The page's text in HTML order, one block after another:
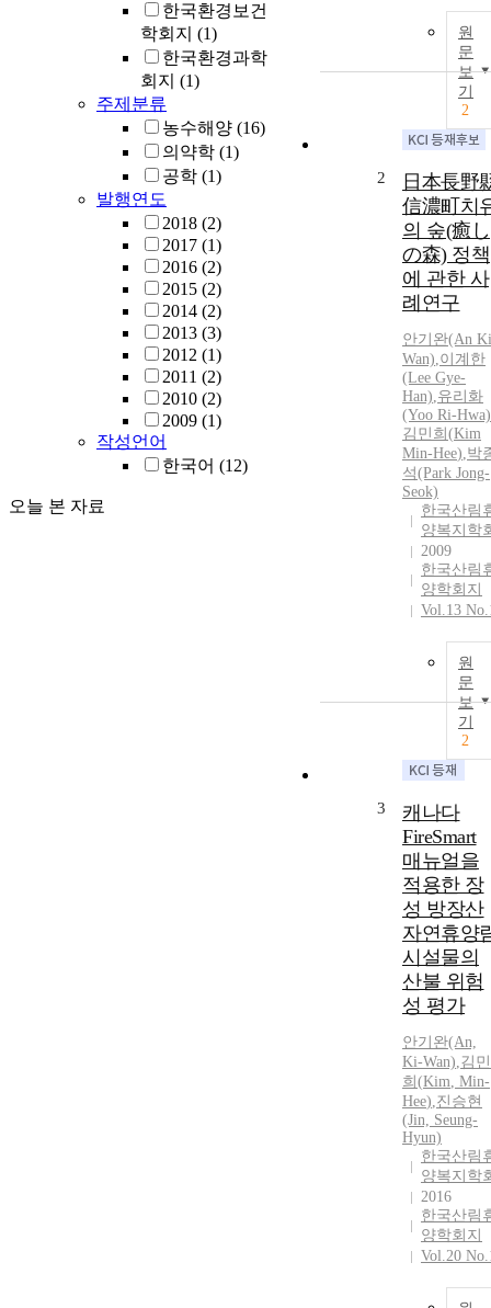
한국환경보건
학회지 (1)
한국환경과학
회지 (1)
주제분류
농수해양 (16)
의약학 (1)
공학 (1)
발행연도
2018 (2)
2017 (1)
2016 (2)
2015 (2)
2014 (2)
2013 (3)
2012 (1)
2011 (2)
2010 (2)
2009 (1)
작성언어
한국어 (12)
오늘 본 자료
원
문
보
기
2
2
日本長野
信濃町치
의 숲(癒し
の森) 정책
에 관한 사
례연구
안기완(An
Wan),이계한
(Lee Gye-
Han),유리화
(Yoo Ri-Hwa)
김민희(Kim
Min-Hee),박
석(Park Jong-
Seok)
한국산림
양복지학
2009
한국산림
양학회지
Vol.13
원
문
보
기
2
3
캐나다
FireSmart
매뉴얼을
적용한 장
성 방장산
자연휴양
시설물의
산불 위험
성 평가
안기완(An,
Ki-Wan),김민
희(Kim, Min-
Hee),진승현
(Jin, Seung-
Hyun)
한국산림
양복지학
2016
한국산림
양학회지
Vol.20